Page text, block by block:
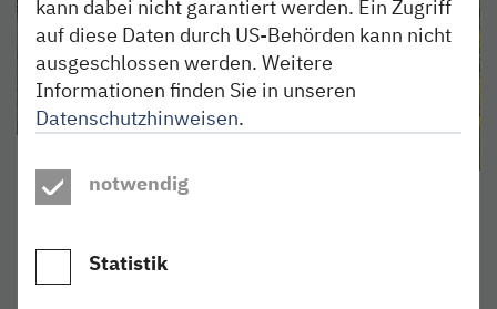
Ausflug in die Steinzeit. Nach
Unser Erlebnisvideo zum Steinzeitpark
kann dabei nicht garantiert werden. Ein Zugriff
auf diese Daten durch US-Behörden kann nicht
ausgeschlossen werden. Weitere
Informationen finden Sie in unseren
Datenschutzhinweisen.
notwendig
Statistik